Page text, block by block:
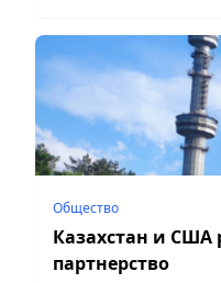
Общество
Казахстан и США
партнерство